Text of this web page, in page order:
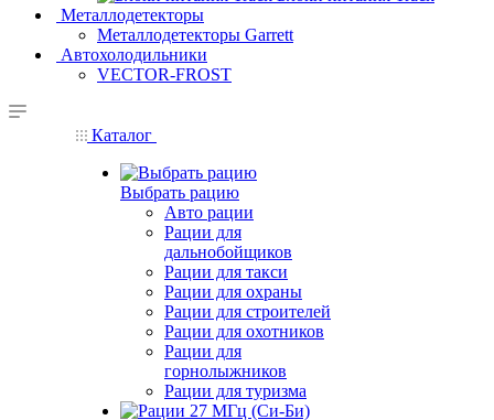
Металлодетекторы
Металлодетекторы Garrett
Автохолодильники
VECTOR-FROST
Каталог
Выбрать рацию
Авто рации
Рации для
дальнобойщиков
Рации для такси
Рации для охраны
Рации для строителей
Рации для охотников
Рации для
горнолыжников
Рации для туризма